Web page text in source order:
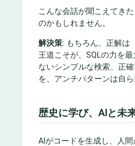
こんな会話が聞こえてき
のかもしれません。
解決策: もちろん、正解は
王道こそが、SQLの力を
ないシンプルな検索、正
を、アンチパターンは自
歴史に学び、AIと未
AIがコードを生成し、人